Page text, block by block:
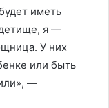
иметь
я —
У них
или быть
—